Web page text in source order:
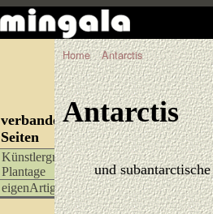
verbandelte
Seiten
Künstlergruppe
Plantage
eigenArtigX
Home Antarctis
Antarctis
und